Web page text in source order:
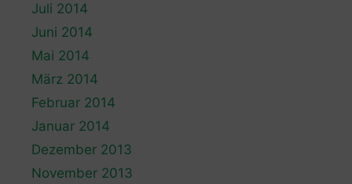
Juli 2014
Juni 2014
Mai 2014
März 2014
Februar 2014
Januar 2014
Dezember 2013
November 2013